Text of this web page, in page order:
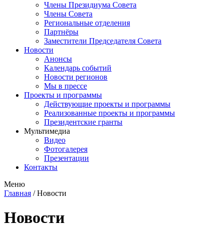
Члены Президиума Совета
Члены Совета
Региональные отделения
Партнёры
Заместители Председателя Совета
Новости
Анонсы
Календарь событий
Новости регионов
Мы в прессе
Проекты и программы
Действующие проекты и программы
Реализованные проекты и программы
Президентские гранты
Мультимедиа
Видео
Фотогалерея
Презентации
Контакты
Меню
Главная /Новости
Новости